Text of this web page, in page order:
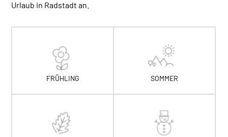
Urlaub in Radstadt an.
FRÜHLING SOMMER